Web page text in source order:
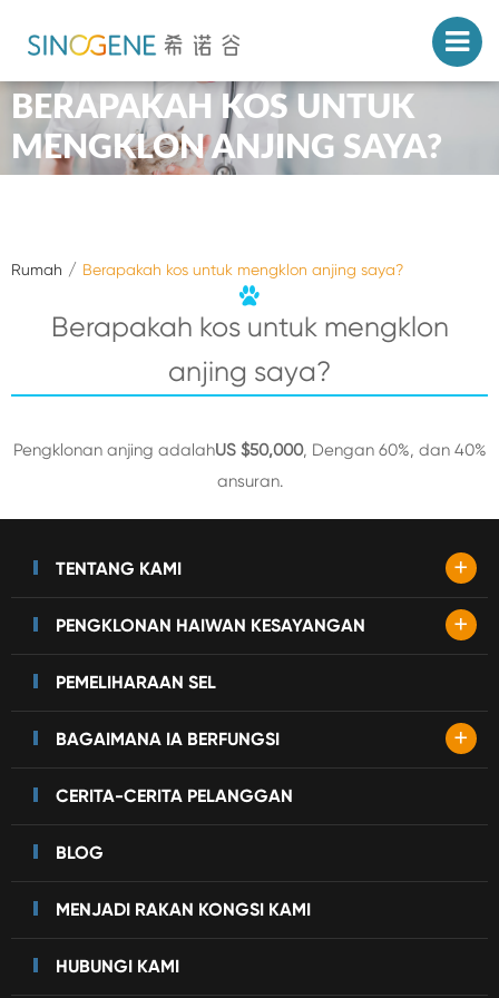
BERAPAKAH KOS UNTUK
MENGKLON ANJING SAYA?
Rumah Berapakah kos untuk mengklon anjing saya?
Berapakah kos untuk mengklon
anjing saya?
Pengklonan anjing adalahUS $50,000, Dengan 60%, dan 40%
ansuran.
TENTANG KAMI +
PENGKLONAN HAIWAN KESAYANGAN +
PEMELIHARAAN SEL
BAGAIMANA IA BERFUNGSI +
CERITA-CERITA PELANGGAN
BLOG
MENJADI RAKAN KONGSI KAMI
HUBUNGI KAMI